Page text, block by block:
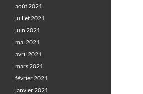
août 2021
juillet 2021
juin 2021
mai 2021
avril 2021
mars 2021
février 2021
janvier 2021